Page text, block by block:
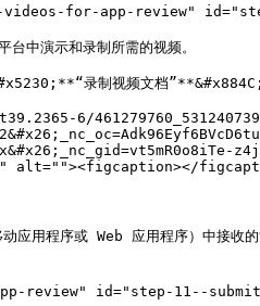
videos-for-app-review"
中演示和录制所需的视频。
录制视频文档”**&#x884C;
6/
alt=""><figcaption></
用程序或 Web 应用程序）中接收的
app-review" id="step-11--